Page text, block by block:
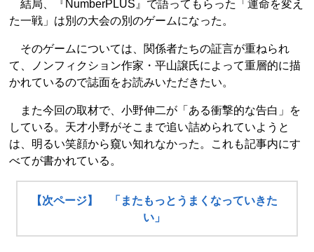
結局、『NumberPLUS』で語ってもらった「運命を変え
た一戦」は別の大会の別のゲームになった。
そのゲームについては、関係者たちの証言が重ねられ
て、ノンフィクション作家・平山譲氏によって重層的に描
かれているので誌面をお読みいただきたい。
また今回の取材で、小野伸二が「ある衝撃的な告白」を
している。天才小野がそこまで追い詰められていようと
は、明るい笑顔から窺い知れなかった。これも記事内にす
べてが書かれている。
【次ページ】 「またもっとうまくなっていきた
い」